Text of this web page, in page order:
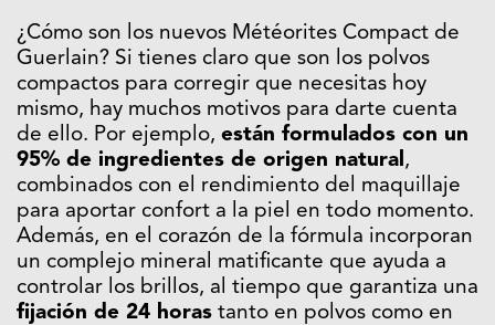
¿Cómo son los nuevos Météorites Compact de
Guerlain? Si tienes claro que son los polvos
compactos para corregir que necesitas hoy
mismo, hay muchos motivos para darte cuenta
de ello. Por ejemplo, están formulados con un
95% de ingredientes de origen natural ,
combinados con el rendimiento del maquillaje
para aportar confort a la piel en todo momento.
Además, en el corazón de la fórmula incorporan
un complejo mineral matificante que ayuda a
controlar los brillos, al tiempo que garantiza una
fijación de 24 horas tanto en polvos como en